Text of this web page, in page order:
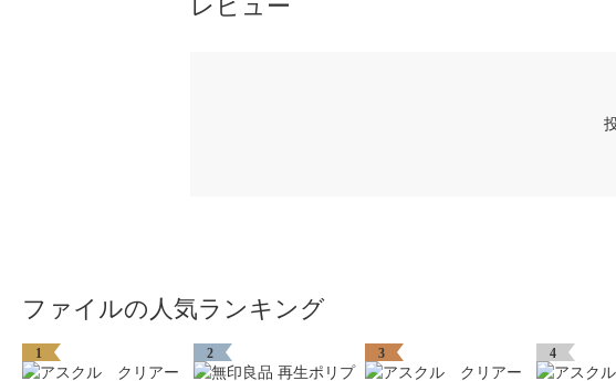
レビュー
ファイルの人気ランキング
1 2 3 4